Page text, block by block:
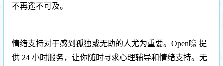
不再遥不可及。
情绪支持对于感到孤独或无助的人尤为重要。Open噏 提
供 24 小时服务，让你随时寻求心理辅导和情绪支持。无